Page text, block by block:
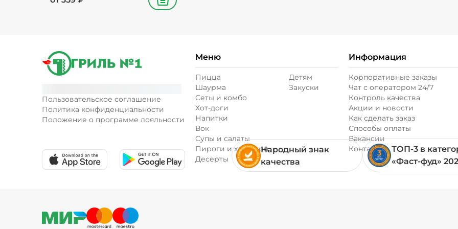
В корзину
Пользовательское соглашение
Политика конфиденциальности
Положение о программе лояльности
Меню
Пицца
Шаурма
Сеты и комбо
Хот-доги
Напитки
Вок
Супы и салаты
Пироги и хачапури
Десерты
Детям
Закуски
Информация
Корпоративные заказы
Чат с оператором 24/7
Контроль качества
Акции и новости
Как сделать заказ
Способы оплаты
Вакансии
Контакты
Народный знак
качества
ТОП-3 в
«Фаст-фуд»